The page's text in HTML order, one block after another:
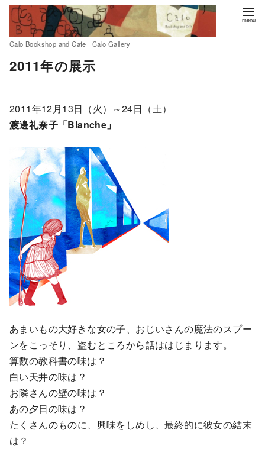
Calo Bookshop and Cafe | Calo Gallery
2011年の展示
2011年12月13日（火）～24日（土）
渡邊礼奈子「Blanche」
あまいもの大好きな女の子、おじいさんの魔法のスプー
ンをこっそり、盗むところから話ははじまります。
算数の教科書の味は？
白い天井の味は？
お隣さんの壁の味は？
あの夕日の味は？
たくさんのものに、興味をしめし、最終的に彼女の結末
は？